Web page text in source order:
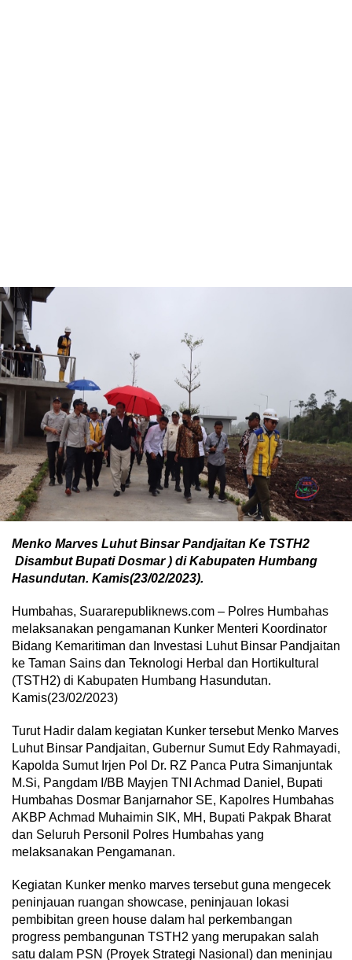
Menko Marves Luhut Binsar Pandjaitan Ke TSTH2
Disambut Bupati Dosmar ) di Kabupaten Humbang
Hasundutan. Kamis(23/02/2023).
Humbahas, Suararepubliknews.com – Polres Humbahas
melaksanakan pengamanan Kunker Menteri Koordinator
Bidang Kemaritiman dan Investasi Luhut Binsar Pandjaitan
ke Taman Sains dan Teknologi Herbal dan Hortikultural
(TSTH2) di Kabupaten Humbang Hasundutan.
Kamis(23/02/2023)
Turut Hadir dalam kegiatan Kunker tersebut Menko Marves
Luhut Binsar Pandjaitan, Gubernur Sumut Edy Rahmayadi,
Kapolda Sumut Irjen Pol Dr. RZ Panca Putra Simanjuntak
M.Si, Pangdam I/BB Mayjen TNI Achmad Daniel, Bupati
Humbahas Dosmar Banjarnahor SE, Kapolres Humbahas
AKBP Achmad Muhaimin SIK, MH, Bupati Pakpak Bharat
dan Seluruh Personil Polres Humbahas yang
melaksanakan Pengamanan.
Kegiatan Kunker menko marves tersebut guna mengecek
peninjauan ruangan showcase, peninjauan lokasi
pembibitan green house dalam hal perkembangan
progress pembangunan TSTH2 yang merupakan salah
satu dalam PSN (Proyek Strategi Nasional) dan meninjau